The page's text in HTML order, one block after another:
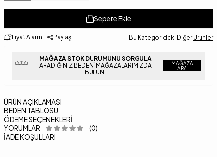
Sepete Ekle
Fiyat Alarmı Paylaş Bu Kategorideki Diğer Ürünler
MAĞAZA STOK DURUMUNU SORGULA
ARADIĞINIZ BEDENI MAĞAZALARIMIZDA
BULUN.
MAĞAZA
ARA
ÜRÜN AÇIKLAMASI
BEDEN TABLOSU
ÖDEME SEÇENEKLERI
YORUMLAR
(0)
İADE KOŞULLARI